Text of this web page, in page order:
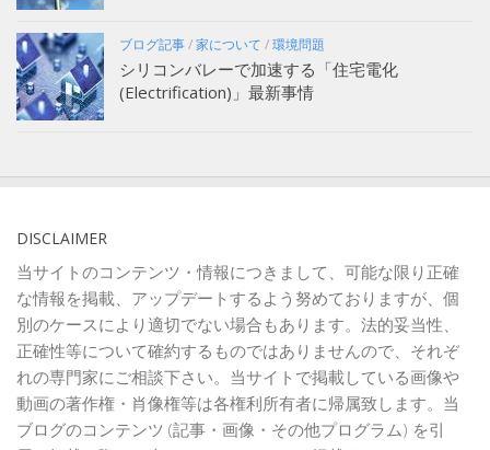
ブログ記事/家について /環境問題
シリコンバレーで加速する「住宅電化
(Electrification)」最新事情
DISCLAIMER
当サイトのコンテンツ・情報につきまして、可能な限り正確
な情報を掲載、アップデートするよう努めておりますが、個
別のケースにより適切でない場合もあります。法的妥当性、
正確性等について確約するものではありませんので、それぞ
れの専門家にご相談下さい。当サイトで掲載している画像や
動画の著作権・肖像権等は各権利所有者に帰属致します。当
ブログのコンテンツ (記事・画像・その他プログラム) を引